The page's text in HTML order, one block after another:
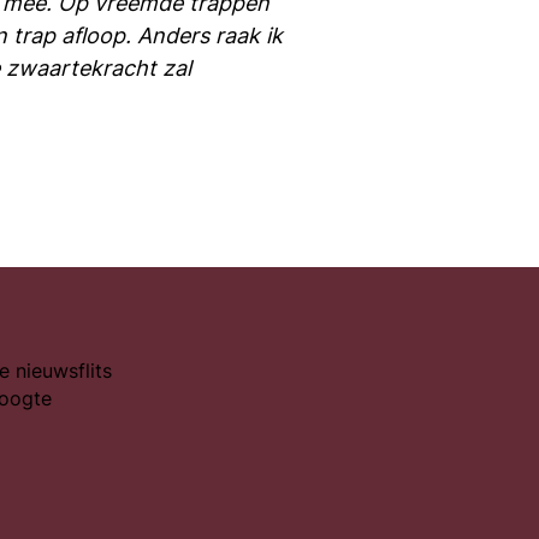
trap afloop. Anders raak ik
zwaartekracht zal
nieuwsflits